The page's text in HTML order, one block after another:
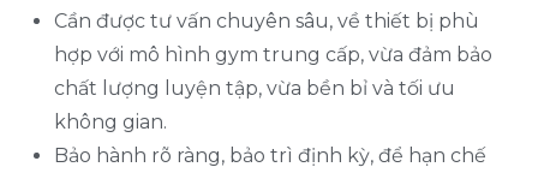
Cần được tư vấn chuyên sâu, về thiết bị phù
hợp với mô hình gym trung cấp, vừa đảm bảo
chất lượng luyện tập, vừa bền bỉ và tối ưu
không gian.
Bảo hành rõ ràng, bảo trì định kỳ, để hạn chế